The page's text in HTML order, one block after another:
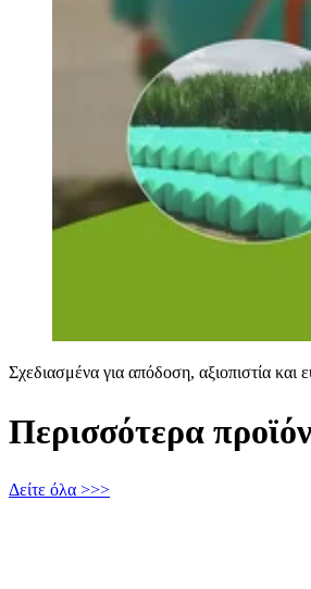
Σχεδιασμένα για απόδοση, αξιοπιστία και
Περισσότερα
Δείτε όλα >>>